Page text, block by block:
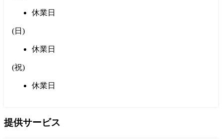
休業日
(日 )
休業日
(祝)
休業日
提供サービス